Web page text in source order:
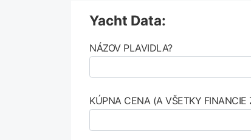
Yacht Data:
NÁZOV PLAVIDLA?
KÚPNA CENA (A VŠETKY FINANCIE